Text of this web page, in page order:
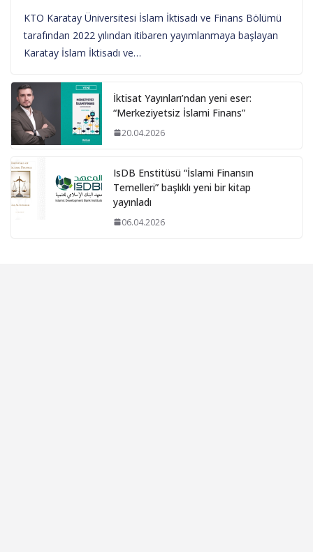
KTO Karatay Üniversitesi İslam İktisadı ve Finans Bölümü
tarafından 2022 yılından itibaren yayımlanmaya başlayan
Karatay İslam İktisadı ve…
İktisat Yayınları’ndan yeni eser:
“Merkeziyetsiz İslami Finans”
20.04.2026
IsDB Enstitüsü “İslami Finansın
Temelleri” başlıklı yeni bir kitap
yayınladı
06.04.2026